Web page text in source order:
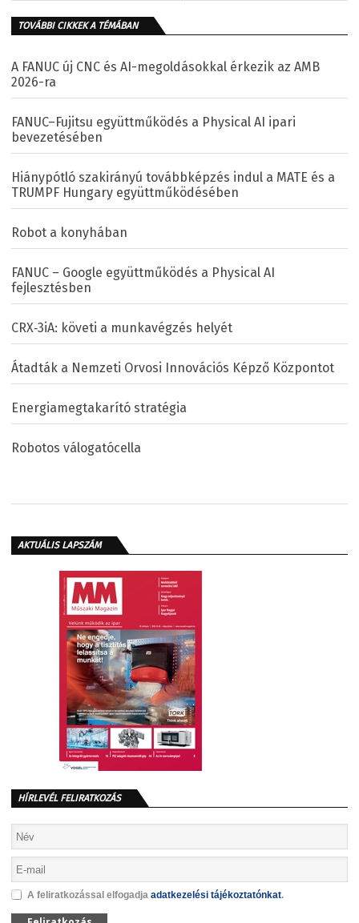
TOVÁBBI CIKKEK A TÉMÁBAN
A FANUC új CNC és AI-megoldásokkal érkezik az AMB
2026-ra
FANUC–Fujitsu együttműködés a Physical AI ipari
bevezetésében
Hiánypótló szakirányú továbbképzés indul a MATE és a
TRUMPF Hungary együttműködésében
Robot a konyhában
FANUC – Google együttműködés a Physical AI
fejlesztésben
CRX‑3iA: követi a munkavégzés helyét
Átadták a Nemzeti Orvosi Innovációs Képző Központot
Energiamegtakarító stratégia
Robotos válogatócella
AKTUÁLIS LAPSZÁM
HÍRLEVÉL FELIRATKOZÁS
A feliratkozással elfogadja adatkezelési tájékoztatónkat.